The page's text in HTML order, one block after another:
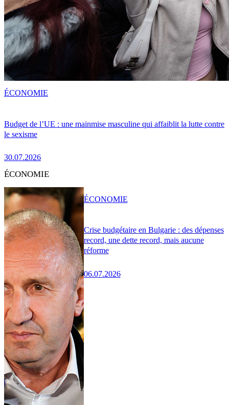
Budget de l’UE : une mainmise masculine qui affaiblit la lutte contre
le sexisme
30.07.2026
ÉCONOMIE
ÉCONOMIE
Crise budgétaire en Bulgarie : des dépenses
record, une dette record, mais aucune
réforme
06.07.2026
ÉCONOMIE